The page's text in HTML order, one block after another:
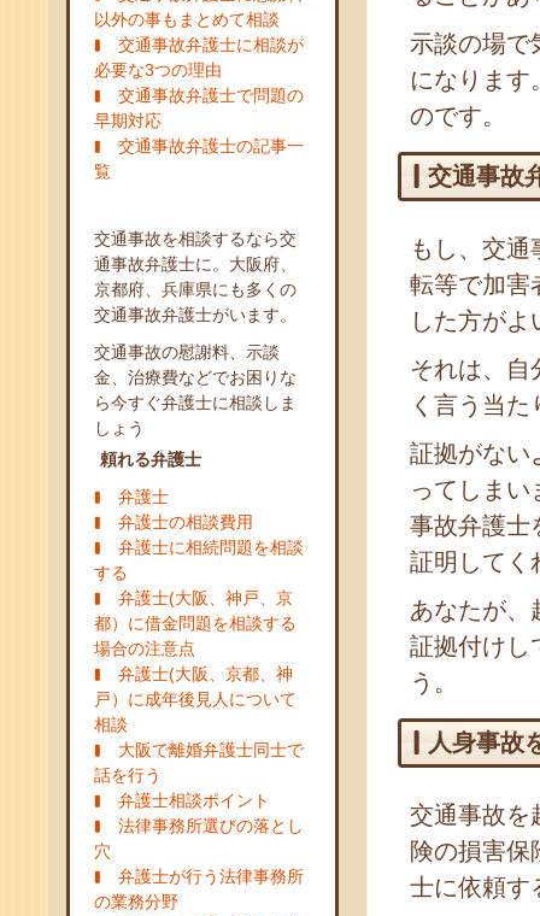
以外の事もまとめて相談
交通事故弁護士に相談が
必要な3つの理由
交通事故弁護士で問題の
早期対応
交通事故弁護士の記事一
覧
交通事故を相談するなら交
通事故弁護士に。大阪府、
京都府、兵庫県にも多くの
交通事故弁護士がいます。
交通事故の慰謝料、示談
金、治療費などでお困りな
ら今すぐ弁護士に相談しま
しょう
頼れる弁護士
弁護士
弁護士の相談費用
弁護士に相続問題を相談
する
弁護士(大阪、神戸、京
都）に借金問題を相談する
場合の注意点
弁護士(大阪、京都、神
戸）に成年後見人について
相談
大阪で離婚弁護士同士で
話を行う
弁護士相談ポイント
法律事務所選びの落とし
穴
弁護士が行う法律事務所
の業務分野
示談の場で
になります
のです。
交通事故
もし、交
転等で加害
した方が
それは、自
く言う当
証拠がない
ってしま
事故弁護士
証明してく
あなたが、
証拠付けし
う。
人身事故
交通事故を
険の損害保
士に依頼す